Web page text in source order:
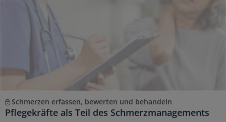
Schmerzen erfassen, bewerten und behandeln
Pflegekräfte als Teil des Schmerzmanagements